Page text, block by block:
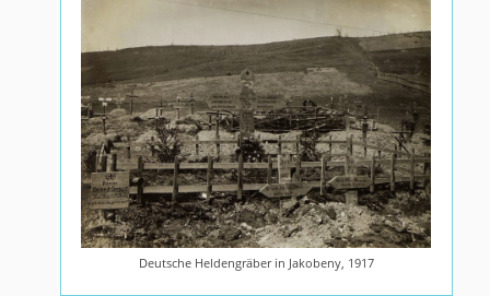
Deutsche Heldengräber in Jakobeny, 1917